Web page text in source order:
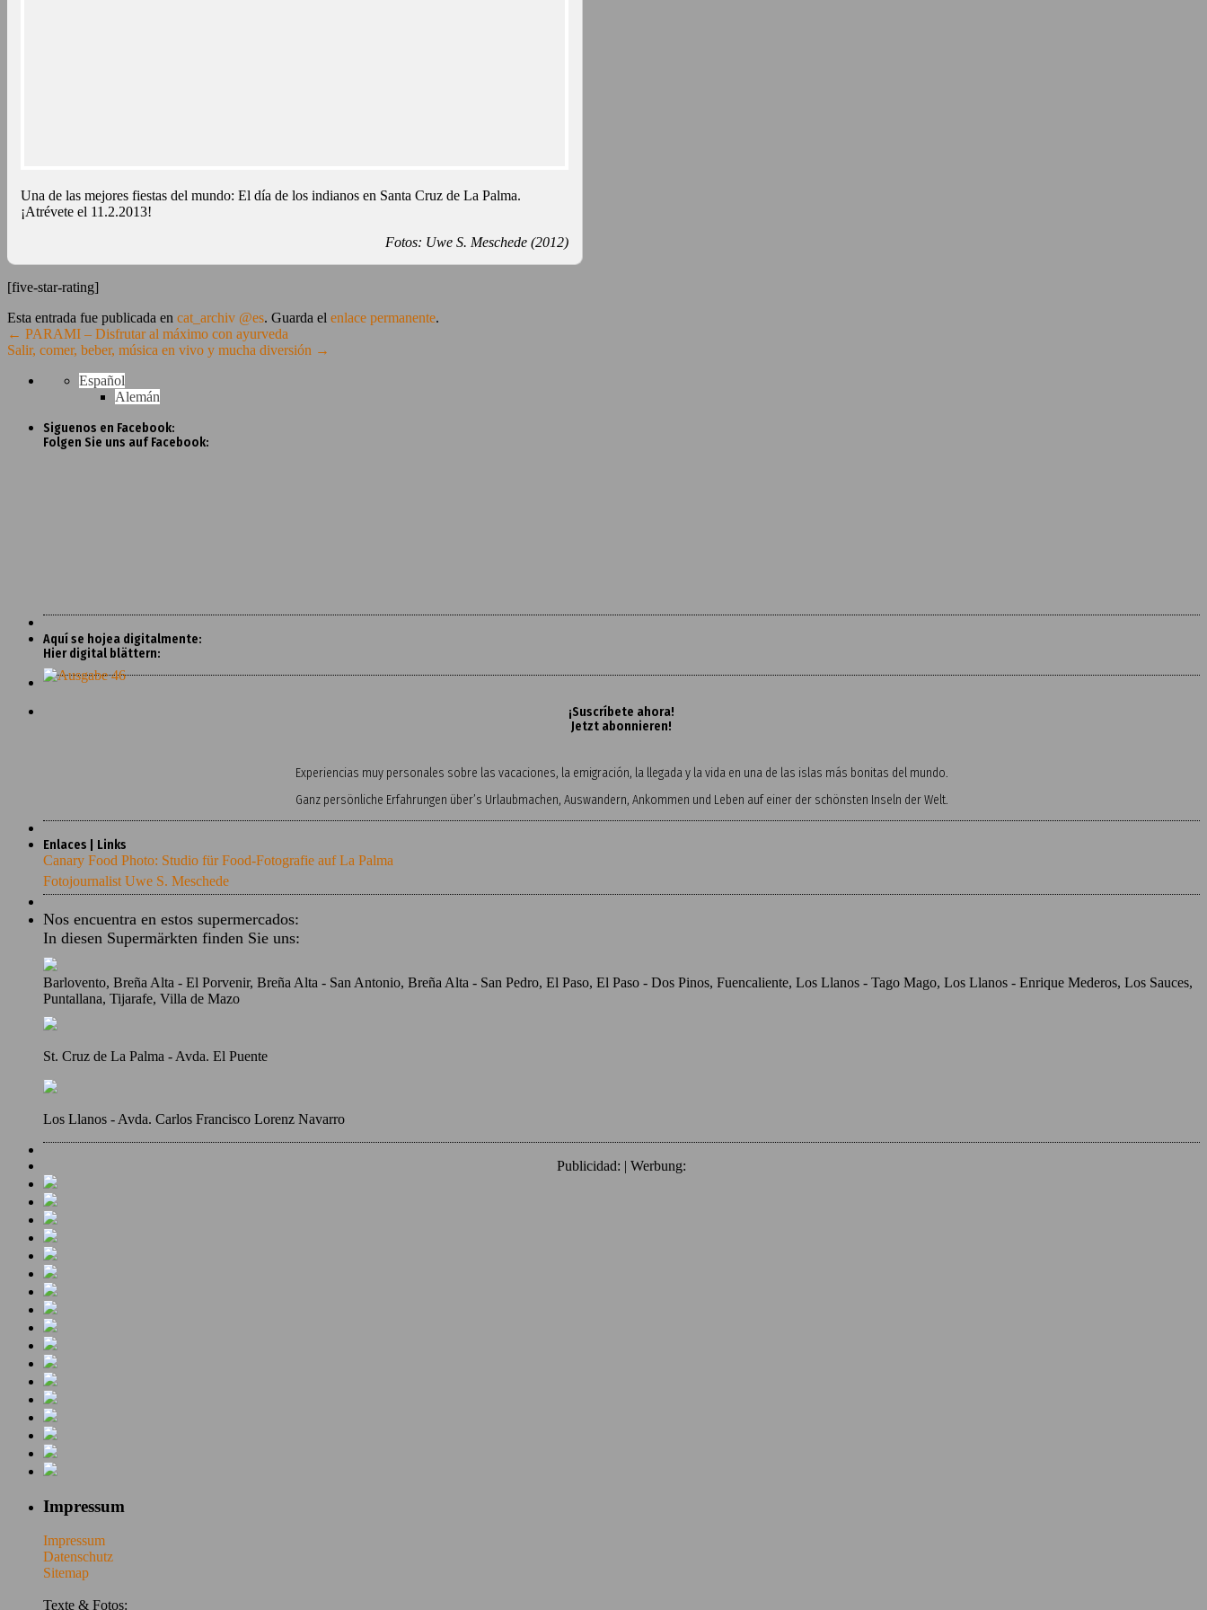
Una de las mejores fiestas del mundo: El día de los indianos en Santa Cruz de La Palma.
¡Atrévete el 11.2.2013!
Fotos: Uwe S. Meschede (2012)
[five-star-rating]
Esta entrada fue publicada en cat_archiv @es. Guarda el enlace permanente.
← PARAMI – Disfrutar al máximo con ayurveda
Salir, comer, beber, música en vivo y mucha diversión →
Español
Alemán
Siguenos en Facebook:
Folgen Sie uns auf Facebook:
Aquí se hojea digitalmente:
Hier digital blättern:
¡Suscríbete ahora!
Jetzt abonnieren!
Experiencias muy personales sobre las vacaciones, la emigración, la llegada y la vida en una de las islas más bonitas del mundo.
Ganz persönliche Erfahrungen über’s Urlaubmachen, Auswandern, Ankommen und Leben auf einer der schönsten Inseln der Welt.
Enlaces | Links
Canary Food Photo: Studio für Food-Fotografie auf La Palma
Fotojournalist Uwe S. Meschede
Nos encuentra en estos supermercados:
In diesen Supermärkten finden Sie uns:
Barlovento, Breña Alta - El Porvenir, Breña Alta - San Antonio, Breña Alta - San Pedro, El Paso, El Paso - Dos Pinos, Fuencaliente, Los Llanos - Tago Mago, Los Llanos - Enrique Mederos, Los Sauces,
Puntallana, Tijarafe, Villa de Mazo
St. Cruz de La Palma - Avda. El Puente
Los Llanos - Avda. Carlos Francisco Lorenz Navarro
Publicidad: | Werbung:
Impressum
Impressum
Datenschutz
Sitemap
Texte & Fotos: